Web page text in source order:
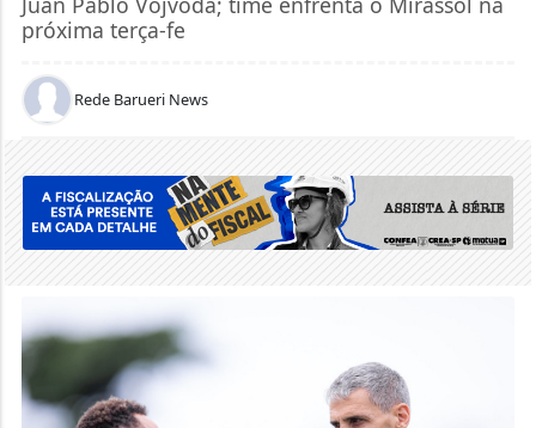
próxima terça-fe
Rede Barueri News